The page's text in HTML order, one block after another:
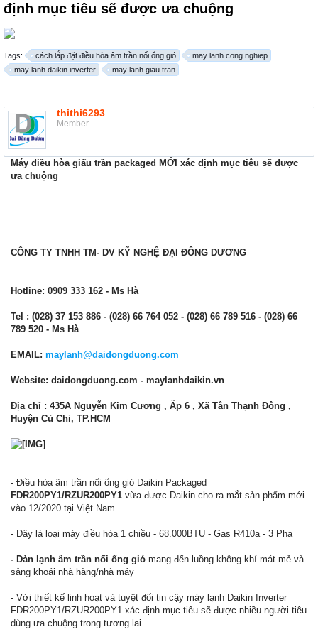
định mục tiêu sẽ được ưa chuộng
Tags: cách lắp đặt điều hòa âm trần nối ống gió
may lanh cong nghiep
may lanh daikin inverter
may lanh giau tran
thithi6293
Member
Máy điều hòa giấu trần packaged MỚI xác định mục tiêu sẽ được
ưa chuộng
CÔNG TY TNHH TM- DV KỸ NGHỆ ĐẠI ĐÔNG DƯƠNG
Hotline: 0909 333 162 - Ms Hà
Tel : (028) 37 153 886 - (028) 66 764 052 - (028) 66 789 516 - (028) 66
789 520 - Ms Hà
EMAIL: maylanh@daidongduong.com
Website: daidongduong.com - maylanhdaikin.vn
Địa chỉ : 435A Nguyễn Kim Cương , Ấp 6 , Xã Tân Thạnh Đông ,
Huyện Củ Chi, TP.HCM
- Điều hòa âm trần nối ống gió Daikin Packaged
FDR200PY1/RZUR200PY1 vừa được Daikin cho ra mắt sản phẩm mới
vào 12/2020 tại Việt Nam
- Đây là loại máy điều hòa 1 chiều - 68.000BTU - Gas R410a - 3 Pha
- Dàn lạnh âm trần nối ống gió mang đến luồng không khí mát mẻ và
sảng khoái nhà hàng/nhà máy
- Với thiết kế linh hoạt và tuyệt đối tin cậy máy lạnh Daikin Inverter
FDR200PY1/RZUR200PY1 xác định mục tiêu sẽ được nhiều người tiêu
dùng ưa chuộng trong tương lai